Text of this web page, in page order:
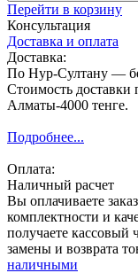
Перейти в корзину
Консультация
Доставка и оплата
Доставка:
По Нур-Султану —
Стоимость доставки
Алматы-4000 тенге.
Подробнее...
Оплата:
Наличный расчет
Вы оплачиваете
комплектности и
получаете кассовый
замены и возврата
наличными